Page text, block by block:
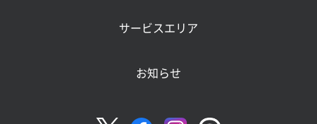
サービスエリア
お知らせ